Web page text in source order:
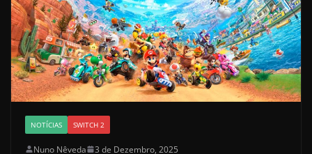
NOTÍCIAS SWITCH 2
Nuno Nêveda
3 de Dezembro, 2025